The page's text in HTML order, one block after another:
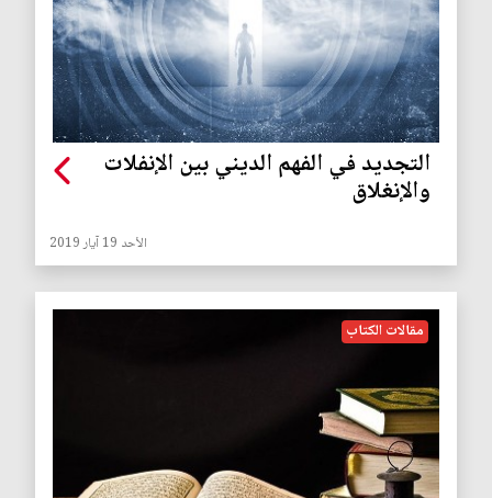
التجديد في الفهم الديني بين الإنفلات
والإنغلاق
الأحد 19 آيار 2019
مقالات الكتاب